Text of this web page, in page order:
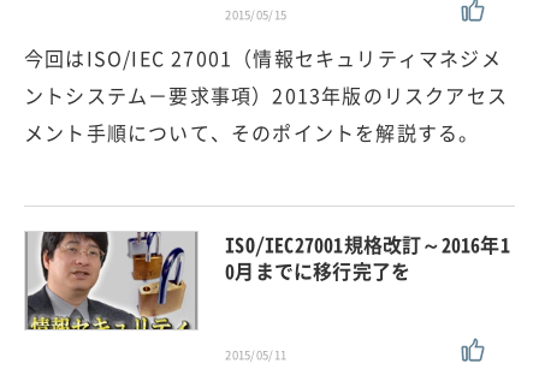
2015/05/15
今回はISO/IEC 27001（情報セキュリティマネジメ
ントシステム－要求事項）2013年版のリスクアセス
メント手順について、そのポイントを解説する。
ISO/IEC27001規格改訂～2016年1
0月までに移行完了を
2015/05/11